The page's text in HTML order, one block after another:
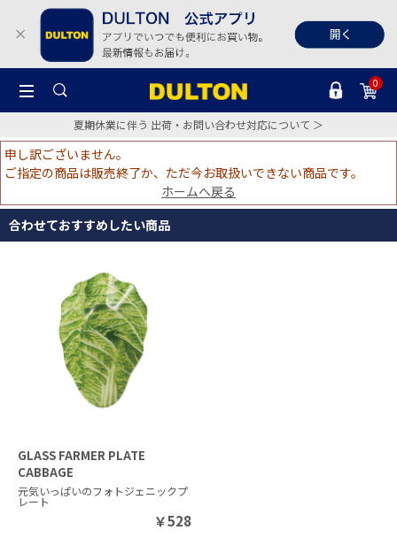
0
夏期休業に伴う 出荷・お問い合わせ対応について ＞
申し訳ございません。
ご指定の商品は販売終了か、ただ今お取扱いできない商品です。
ホームへ戻る
合わせておすすめしたい商品
GLASS FARMER PLATE
CABBAGE
元気いっぱいのフォトジェニックプ
レート
￥528